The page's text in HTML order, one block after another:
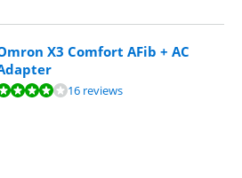
X3 Comfort AFib + AC
gebaseerd op 16 reviews.
16 reviews